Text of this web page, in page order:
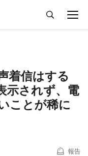
着信はする
示されず、電
ことが稀に
報告